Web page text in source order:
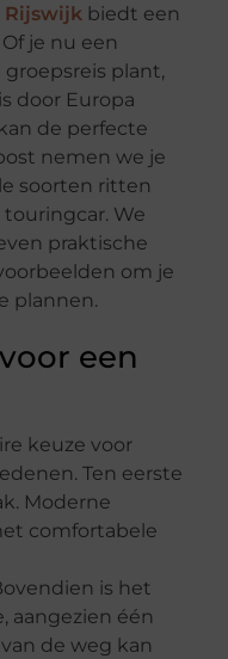
biedt een
je nu een
plant,
door Europa
de perfecte
nemen we je
soorten ritten
We
praktische
om je
plannen.
een
keuze voor
Ten eerste
Moderne
comfortabele
is het
aangezien één
de weg kan